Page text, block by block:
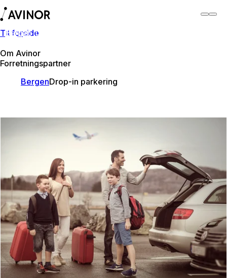
Til forside
Om Avinor
Forretningspartner
Bergen lufthavn
BergenDrop-in parkering